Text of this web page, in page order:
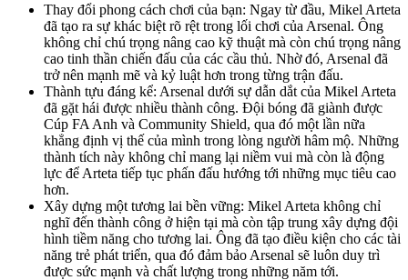
Thay đổi phong cách chơi của bạn: Ngay từ đầu, Mikel Arteta
đã tạo ra sự khác biệt rõ rệt trong lối chơi của Arsenal. Ông
không chỉ chú trọng nâng cao kỹ thuật mà còn chú trọng nâng
cao tinh thần chiến đấu của các cầu thủ. Nhờ đó, Arsenal đã
trở nên mạnh mẽ và kỷ luật hơn trong từng trận đấu.
Thành tựu đáng kể: Arsenal dưới sự dẫn dắt của Mikel Arteta
đã gặt hái được nhiều thành công. Đội bóng đã giành được
Cúp FA Anh và Community Shield, qua đó một lần nữa
khẳng định vị thế của mình trong lòng người hâm mộ. Những
thành tích này không chỉ mang lại niềm vui mà còn là động
lực để Arteta tiếp tục phấn đấu hướng tới những mục tiêu cao
hơn.
Xây dựng một tương lai bền vững: Mikel Arteta không chỉ
nghĩ đến thành công ở hiện tại mà còn tập trung xây dựng đội
hình tiềm năng cho tương lai. Ông đã tạo điều kiện cho các tài
năng trẻ phát triển, qua đó đảm bảo Arsenal sẽ luôn duy trì
được sức mạnh và chất lượng trong những năm tới.